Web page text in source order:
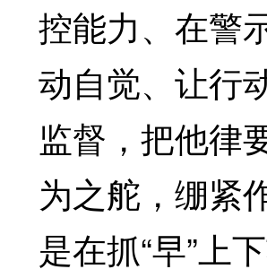
控能力、在警
动自觉、让行
监督，把他律
为之舵，绷紧
是在抓“早”上